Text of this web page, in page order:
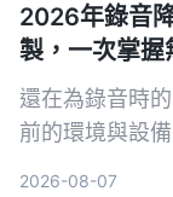
2026年錄音
製，一次掌握
還在為錄音時
前的環境與設
2026-08-07